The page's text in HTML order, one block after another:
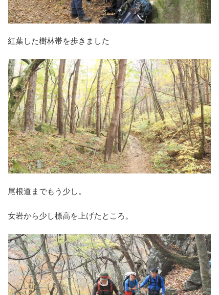
紅葉した樹林帯を歩きました
尾根道までもう少し。
女岩から少し標高を上げたところ。